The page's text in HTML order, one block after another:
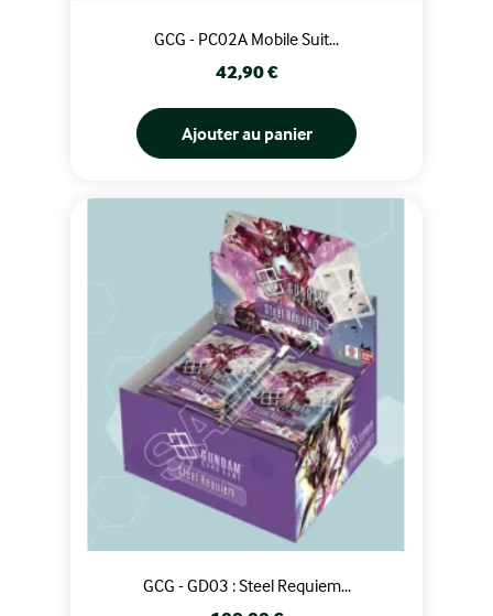
GCG - PC02A Mobile Suit...
Prix
42,90 €
Ajouter au panier
GCG - GD03 : Steel Requiem...